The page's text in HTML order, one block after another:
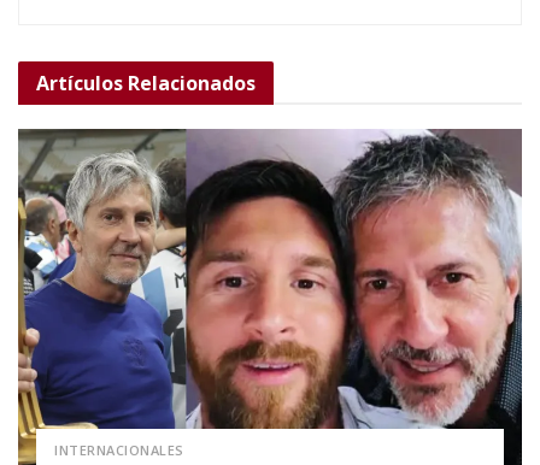
Artículos Relacionados
INTERNACIONALES